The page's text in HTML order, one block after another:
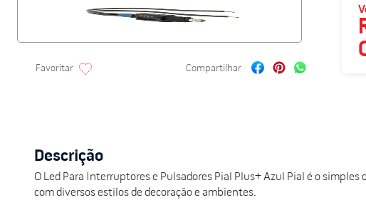
Descrição
O Led Para Interruptores e Pulsadores Pial Plus+ Azul Pial é o
com diversos estilos de decoração e ambientes.